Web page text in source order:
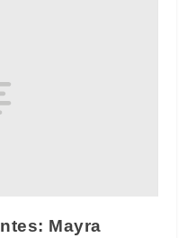
Mayra